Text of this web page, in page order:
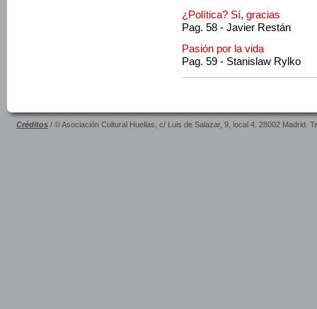
¿Política? Sí, gracias
Pag. 58 - Javier Restán
Pasión por la vida
Pag. 59 - Stanislaw Rylko
Créditos / © Asociación Cultural Huellas, c/ Luis de Salazar, 9, local 4. 28002 Madrid.